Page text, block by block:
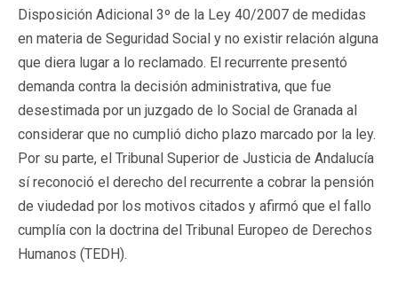
Disposición Adicional 3º de la Ley 40/2007 de medidas
en materia de Seguridad Social y no existir relación alguna
que diera lugar a lo reclamado. El recurrente presentó
demanda contra la decisión administrativa, que fue
desestimada por un juzgado de lo Social de Granada al
considerar que no cumplió dicho plazo marcado por la ley.
Por su parte, el Tribunal Superior de Justicia de Andalucía
sí reconoció el derecho del recurrente a cobrar la pensión
de viudedad por los motivos citados y afirmó que el fallo
cumplía con la doctrina del Tribunal Europeo de Derechos
Humanos (TEDH).